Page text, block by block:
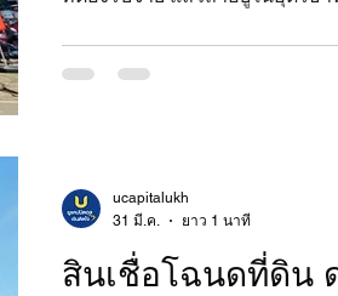
จะมาเล่าให้ฟังแบบตรงไปตรงม
พร้อมรับมือกับสถานการณ์เหล่า
สินเชื่อโฉนดที่ดิน
ucapitalukh
31 มี.ค.
ยาว 1 นาที